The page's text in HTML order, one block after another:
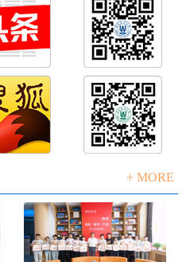
+ MORE